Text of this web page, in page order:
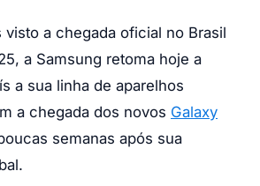
visto a chegada oficial no Brasil
a Samsung retoma hoje a
a sua linha de aparelhos
a chegada dos novos Galaxy
semanas após sua